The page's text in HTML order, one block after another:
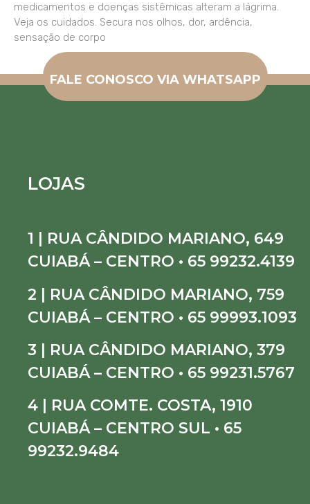
medicamentos e doenças sistêmicas alteram a lágrima.
Veja os cuidados. Secura nos olhos, dor, ardência,
sensação de corpo
FALE CONOSCO VIA WHATSAPP
LOJAS
1 | RUA CÂNDIDO MARIANO, 649
CUIABÁ – CENTRO • 65 99232.4139
2 | RUA CÂNDIDO MARIANO, 759
CUIABÁ – CENTRO • 65 99993.1093
3 | RUA CÂNDIDO MARIANO, 379
CUIABÁ – CENTRO • 65 99231.5767
4 | RUA COMTE. COSTA, 1910
CUIABÁ – CENTRO SUL • 65
99232.9484